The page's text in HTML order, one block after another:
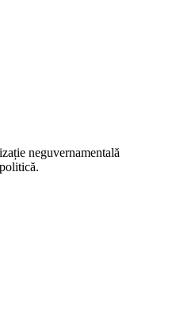
neguvernamentală